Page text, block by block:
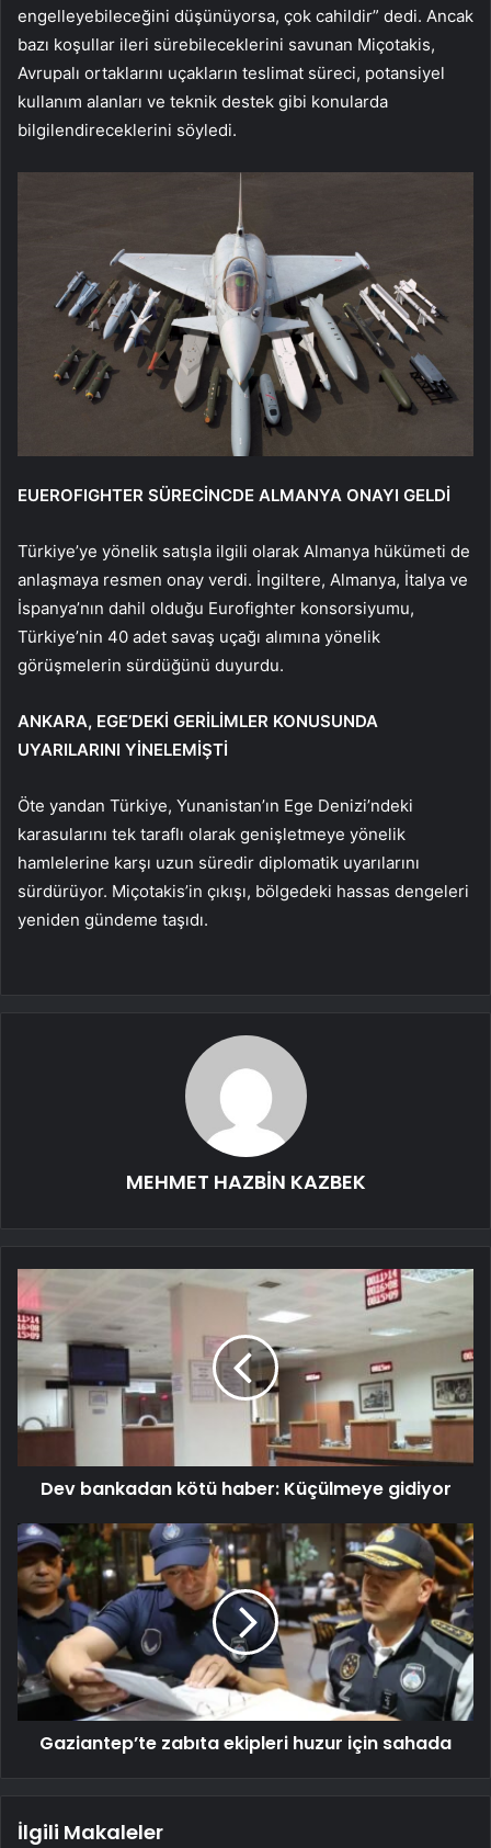
engelleyebileceğini düşünüyorsa, çok cahildir” dedi. Ancak
bazı koşullar ileri sürebileceklerini savunan Miçotakis,
Avrupalı ortaklarını uçakların teslimat süreci, potansiyel
kullanım alanları ve teknik destek gibi konularda
bilgilendireceklerini söyledi.
EUEROFIGHTER SÜRECİNCDE ALMANYA ONAYI GELDİ
Türkiye’ye yönelik satışla ilgili olarak Almanya hükümeti de
anlaşmaya resmen onay verdi. İngiltere, Almanya, İtalya ve
İspanya’nın dahil olduğu Eurofighter konsorsiyumu,
Türkiye’nin 40 adet savaş uçağı alımına yönelik
görüşmelerin sürdüğünü duyurdu.
ANKARA, EGE’DEKİ GERİLİMLER KONUSUNDA
UYARILARINI YİNELEMİŞTİ
Öte yandan Türkiye, Yunanistan’ın Ege Denizi’ndeki
karasularını tek taraflı olarak genişletmeye yönelik
hamlelerine karşı uzun süredir diplomatik uyarılarını
sürdürüyor. Miçotakis’in çıkışı, bölgedeki hassas dengeleri
yeniden gündeme taşıdı.
MEHMET HAZBİN KAZBEK
Dev bankadan kötü haber: Küçülmeye gidiyor
Gaziantep’te zabıta ekipleri huzur için sahada
İlgili Makaleler